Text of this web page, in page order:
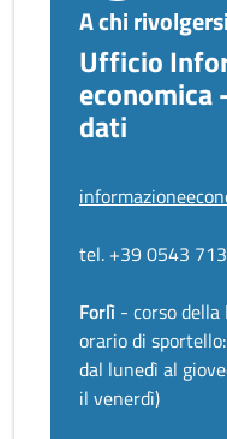
A chi rivolgersi
Ufficio
economica
dati
tel. +39 0543
Forlì - corso della
orario di sportello:
dal lunedì al
il venerdì)